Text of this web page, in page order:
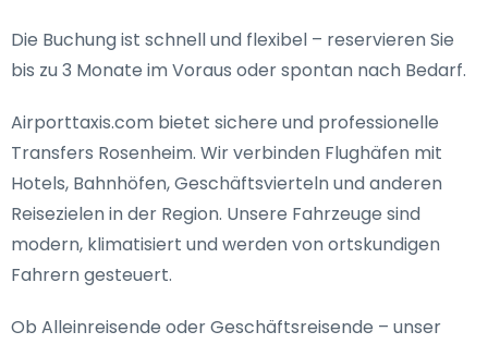
Die Buchung ist schnell und flexibel – reservieren Sie
bis zu 3 Monate im Voraus oder spontan nach Bedarf.
Airporttaxis.com bietet sichere und professionelle
Transfers Rosenheim. Wir verbinden Flughäfen mit
Hotels, Bahnhöfen, Geschäftsvierteln und anderen
Reisezielen in der Region. Unsere Fahrzeuge sind
modern, klimatisiert und werden von ortskundigen
Fahrern gesteuert.
Ob Alleinreisende oder Geschäftsreisende – unser